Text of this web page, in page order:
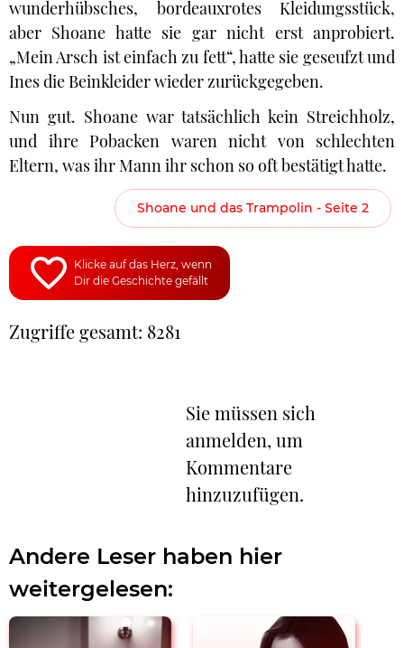
wunderhübsches, bordeauxrotes Kleidungsstück,
aber Shoane hatte sie gar nicht erst anprobiert.
„Mein Arsch ist einfach zu fett“, hatte sie geseufzt und
Ines die Beinkleider wieder zurückgegeben.
Nun gut. Shoane war tatsächlich kein Streichholz,
und ihre Pobacken waren nicht von schlechten
Eltern, was ihr Mann ihr schon so oft bestätigt hatte.
Shoane und das Trampolin - Seite 2
Klicke auf das Herz, wenn
Dir die Geschichte gefällt
Zugriffe gesamt: 8281
Sie müssen sich
anmelden, um
Kommentare
hinzuzufügen.
Andere Leser haben hier
weitergelesen: